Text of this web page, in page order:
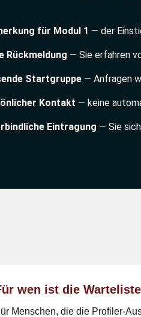
für Modul 1 — der
Rückmeldung — Sie erfahren
Startgruppe— Anfragen
Kontakt — keine
Eintragung — Sie
wen ist die
Menschen, die die Profiler-